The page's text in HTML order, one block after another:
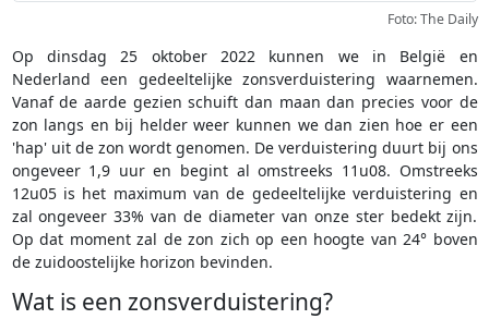
Foto: The Daily
Op dinsdag 25 oktober 2022 kunnen we in België en
Nederland een gedeeltelijke zonsverduistering waarnemen.
Vanaf de aarde gezien schuift dan maan dan precies voor de
zon langs en bij helder weer kunnen we dan zien hoe er een
'hap' uit de zon wordt genomen. De verduistering duurt bij ons
ongeveer 1,9 uur en begint al omstreeks 11u08. Omstreeks
12u05 is het maximum van de gedeeltelijke verduistering en
zal ongeveer 33% van de diameter van onze ster bedekt zijn.
Op dat moment zal de zon zich op een hoogte van 24° boven
de zuidoostelijke horizon bevinden.
Wat is een zonsverduistering?